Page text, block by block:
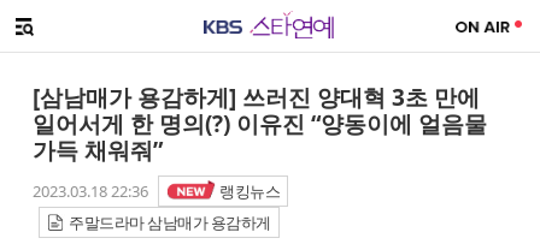
메뉴 열기
[삼남매가 용감하게] 쓰러진 양대혁 3초 만에
일어서게 한 명의(?) 이유진 “양동이에 얼음물
가득 채워줘”
2023.03.18 22:36
랭킹뉴스
주말드라마 삼남매가 용감하게
페이스북
트위터
네이버
URL복사
글씨 작게보기
글씨 크게보기